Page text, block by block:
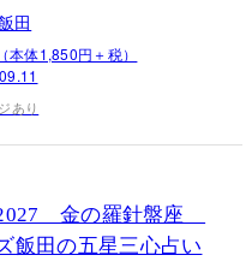
田
本体1,850円＋税）
あり
金の羅針盤座
飯田の五星三心占い